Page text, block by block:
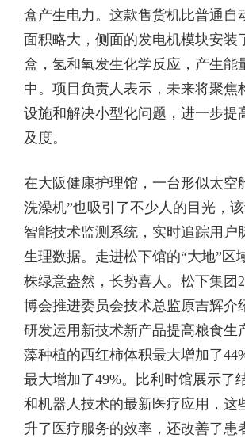
盒产生电力。这款售货机比普通自
面积略大，侧面的发电机模块安装
盒，氢和氧发生化学反应，产生能
中。项目负责人表示，未来将聚焦
设施和解决小型化问题，进一步提
及度。
在大阪健康护理馆，一台形似太空
洗澡机”也吸引了不少人的目光，
智能技术监测系统，实时追踪用户
生理数据。走进松下馆的“大地”区
株绿意盎然，长势喜人。松下集团
博会推进委员会技术总监原吉辉介
研发运用新技术新产品提高粮食生
藻种植的西红柿体积最大增加了
最大增加了49%。比利时馆展示了
和机器人技术的最新医疗应用，这
升了医疗服务的效率，还改善了患